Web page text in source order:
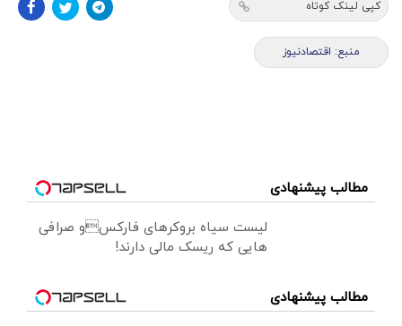
کپی لینک کوتاه
منبع: اقتصادنیوز
مطالب پیشنهادی
لیست سیاه بروکرهای فارکسو صرافی
هایی که ریسک مالی دارند!
مطالب پیشنهادی